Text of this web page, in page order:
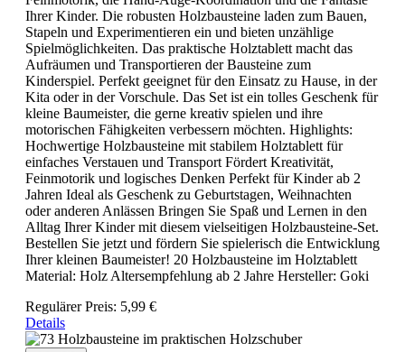
Ihrer Kinder. Die robusten Holzbausteine laden zum Bauen,
Stapeln und Experimentieren ein und bieten unzählige
Spielmöglichkeiten. Das praktische Holztablett macht das
Aufräumen und Transportieren der Bausteine zum
Kinderspiel. Perfekt geeignet für den Einsatz zu Hause, in der
Kita oder in der Vorschule. Das Set ist ein tolles Geschenk für
kleine Baumeister, die gerne kreativ spielen und ihre
motorischen Fähigkeiten verbessern möchten. Highlights:
Hochwertige Holzbausteine mit stabilem Holztablett für
einfaches Verstauen und Transport Fördert Kreativität,
Feinmotorik und logisches Denken Perfekt für Kinder ab 2
Jahren Ideal als Geschenk zu Geburtstagen, Weihnachten
oder anderen Anlässen Bringen Sie Spaß und Lernen in den
Alltag Ihrer Kinder mit diesem vielseitigen Holzbausteine-Set.
Bestellen Sie jetzt und fördern Sie spielerisch die Entwicklung
Ihrer kleinen Baumeister! 20 Holzbausteine im Holztablett
Material: Holz Altersempfehlung ab 2 Jahre Hersteller: Goki
Regulärer Preis: 5,99 €
Details